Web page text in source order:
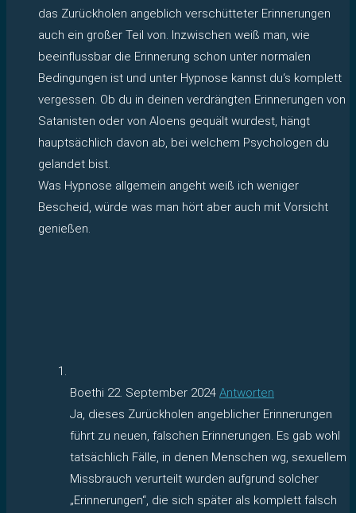
das Zurückholen angeblich verschütteter Erinnerungen
auch ein großer Teil von. Inzwischen weiß man, wie
beeinflussbar die Erinnerung schon unter normalen
Bedingungen ist und unter Hypnose kannst du‘s komplett
vergessen. Ob du in deinen verdrängten Erinnerungen von
Satanisten oder von Aloens gequält wurdest, hängt
hauptsächlich davon ab, bei welchem Psychologen du
gelandet bist.
Was Hypnose allgemein angeht weiß ich weniger
Bescheid, würde was man hört aber auch mit Vorsicht
genießen.
Boethi 22. September 2024 Antworten
Ja, dieses Zurückholen angeblicher Erinnerungen
führt zu neuen, falschen Erinnerungen. Es gab wohl
tatsächlich Fälle, in denen Menschen wg, sexuellem
Missbrauch verurteilt wurden aufgrund solcher
„Erinnerungen“, die sich später als komplett falsch